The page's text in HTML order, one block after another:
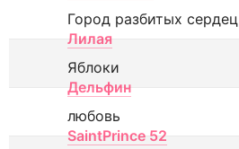
Город разбитых сердец
Лилая
Яблоки
Дельфин
любовь
SaintPrince 52